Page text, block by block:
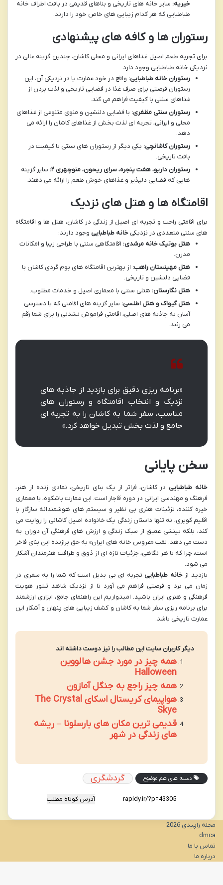
خیریه: سایر خانه های تاریخی و بناهای قدیمی در بافت اطراف خانه
طباطبایی که هر کدام زیبایی های خاص خود را دارند.
رستوران ها و کافه های پیشنهادی
برای تجربه طعم اصیل غذاهای ایرانی و محلی کاشان، چندین گزینه عالی در
نزدیکی خانه طباطبایی وجود دارد:
رستوران خانه طباطبایی: واقع در خود عمارت یا در نزدیکی آن، این
رستوران فرصتی برای صرف غذا در فضایی تاریخی و لذت بردن از
غذاهای سنتی با کیفیت فراهم می کند.
رستوران سنتی مظفری: با فضایی دلنشین و منوی متنوعی از غذاهای
محلی و ایرانی، تجربه ای لذت بخش از غذاهای کاشان را ارائه می
دهد.
رستوران کاشانچی: یکی دیگر از رستوران های سنتی با کیفیت در
بافت تاریخی.
رستوران داریو، هفت پنجره، سرای ریحون، منوچهری ۲:
سایر گزینه
هایی که فضایی دلپذیر و غذاهای خوش طعم را ارائه می دهند.
اقامتگاه ها و هتل های نزدیک
برای اقامتی راحت و تجربه ای اصیل از زندگی در کاشان، هتل ها و اقامتگاه
های سنتی متعددی در نزدیکی خانه طباطبایی وجود دارند:
هتل بوتیک خانه مرشدی: اقامتگاهی سنتی با طراحی زیبا و امکانات
مدرن.
هتل مهینستان راهب: از بهترین اقامتگاه های بوم گردی کاشان با
فضایی دلنشین و تاریخی.
هتل نگارستان: هتلی سنتی با معماری اصیل و خدمات مطلوب.
هتل گیواک و هتل اطلسی: سایر گزینه های اقامتی که با دسترسی
آسان به جاذبه های اصلی، اقامتی فراموش نشدنی را برای شما رقم
می زنند.
«برنامه ریزی دقیق برای بازدید از جاذبه های
نزدیک و انتخاب اقامتگاه و رستوران های
مناسب، سفر شما به کاشان را به تجربه ای
جامع و لذت بخش تبدیل خواهد کرد.»
سخن پایانی
خانه طباطبایی در کاشان، فراتر از یک بنای تاریخی، نمادی زنده از هنر،
فرهنگ و مهندسی ایرانی در دوره قاجار است. این عمارت باشکوه، با معماری
خیره کننده، تزئینات هنری بی نظیر و سیستم های هوشمندانه سازگار با
اقلیم کویری، نه تنها داستان زندگی یک خانواده اصیل کاشانی را روایت می
کند، بلکه بینشی عمیق از سبک زندگی و ارزش های فرهنگی آن دوران به
دست می دهد. لقب «عروس خانه های ایران» به حق برازنده این بنای فاخر
است، چرا که با هر نگاهی، جزئیات تازه ای از ذوق و ظرافت هنرمندان آشکار
می شود.
بازدید ازخانه طباطبایی تجربه ای بی بدیل است که شما را به سفری در
زمان می برد و فرصتی فراهم می آورد تا از نزدیک شاهد تبلور هویت
فرهنگی و هنری ایران باشید. امیدواریم این راهنمای جامع، ابزاری ارزشمند
برای برنامه ریزی سفر شما به کاشان و کشف زیبایی های پنهان و آشکار این
عمارت تاریخی باشد.
دیگر کاربران سایت این مطالب را نیز دوست داشته اند
همه چیز در مورد جشن هالووین
Halloween
همه چیز راجع به جنگل آمازون
هواپیمای کریستال اسکای The Crystal
Skye
قدیمی ترین مکان های بارسلونا – ریشه
های زندگی در شهر
دسته های هم موضوع گردشگری
آدرس کوتاه مطلب
مجله راپیدی 2026
dmca
تماس با ما
درباره ما